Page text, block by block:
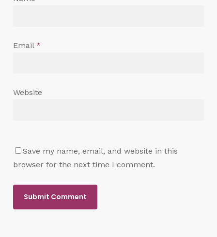
Email *
Website
Save my name, email, and website in this
browser for the next time I comment.